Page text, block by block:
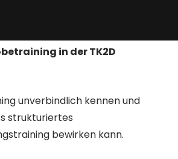
in der TK2D
unverbindlich kennen und
strukturiertes
bewirken kann.